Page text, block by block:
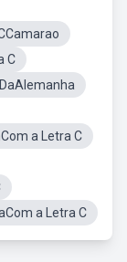
C
a Letra C
a Letra C